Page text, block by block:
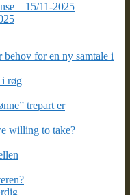
– 15/11-2025
behov for en ny samtale i
i røg
trepart er
willing to take?